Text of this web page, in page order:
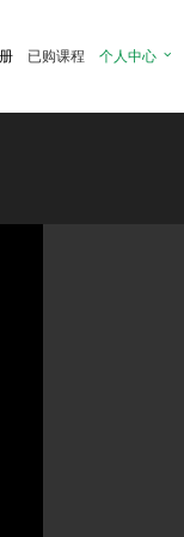
已购课程 个人中心 